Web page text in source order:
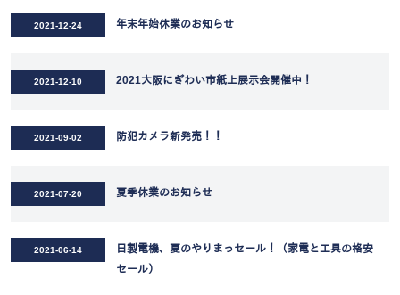
2021-12-24 年末年始休業のお知らせ
2021-12-10 2021大阪にぎわい市紙上展示会開催中！
2021-09-02 防犯カメラ新発売！！
2021-07-20 夏季休業のお知らせ
2021-06-14
日製電機、夏のやりまっセール！（家電と工具の格安
セール）